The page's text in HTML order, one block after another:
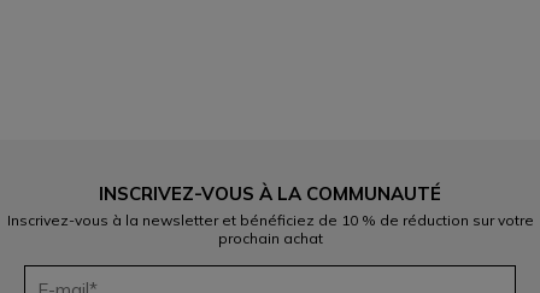
INSCRIVEZ-VOUS À LA COMMUNAUTÉ
Inscrivez-vous à la newsletter et bénéficiez de 10 % de réduction sur votre
prochain achat